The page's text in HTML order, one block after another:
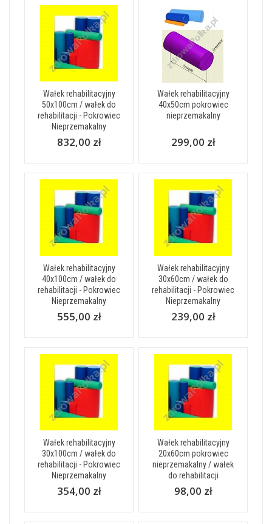
Wałek rehabilitacyjny
50x100cm / wałek do
rehabilitacji - Pokrowiec
Nieprzemakalny
832,00 zł
Wałek rehabilitacyjny
40x50cm pokrowiec
nieprzemakalny
299,00 zł
Wałek rehabilitacyjny
40x100cm / wałek do
rehabilitacji - Pokrowiec
Nieprzemakalny
555,00 zł
Wałek rehabilitacyjny
30x60cm / wałek do
rehabilitacji - Pokrowiec
Nieprzemakalny
239,00 zł
Wałek rehabilitacyjny
30x100cm / wałek do
rehabilitacji - Pokrowiec
Nieprzemakalny
354,00 zł
Wałek rehabilitacyjny
20x60cm pokrowiec
nieprzemakalny / wałek
do rehabilitacji
98,00 zł